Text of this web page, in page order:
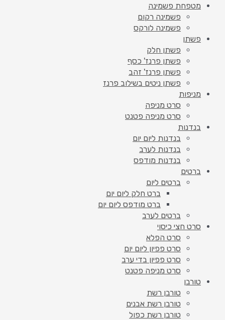
מטפחת פשמינה
פשמינה רקום
פשמינה לורקס
פשתן
פשתן חלק
פשתן פרנז' כסף
פשתן פרנז' זהב
פשתן ניטים בשילוב פרנז
מניפות
סרט מניפה
סרט מניפה פטנט
בנדנות
בנדנות ליום יום
בנדנות לערב
בנדנות מודפס
ברטים
ברטים ליום
ברט חלק ליום יום
ברט מודפס ליום יום
ברטים לערב
סרט חצי כיסוי
סרט הפלא
סרט פפיון ליום יום
סרט פפיון בדי ערב
סרט מניפה פטנט
טורבן
טורבן רשת
טורבן רשת אבנים
טורבן רשת כפול